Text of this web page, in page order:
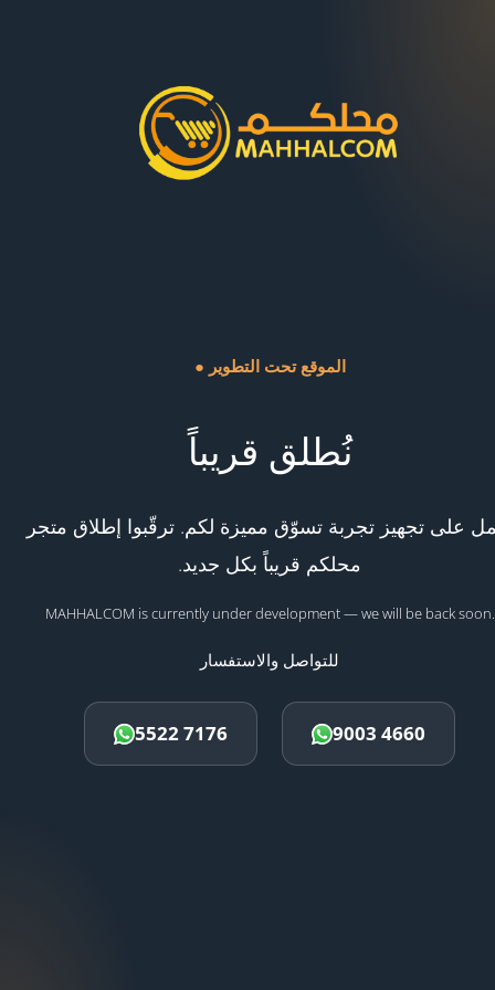
● الموقع تحت التطوير
نُطلق قريباً
على تجهيز تجربة تسوّق مميزة لكم. ترقّبوا إطلاق متجر
محلكم قريباً بكل جديد.
MAHHALCOM is currently under development — we will be back soon.
للتواصل والاستفسار
5522 7176 9003 4660